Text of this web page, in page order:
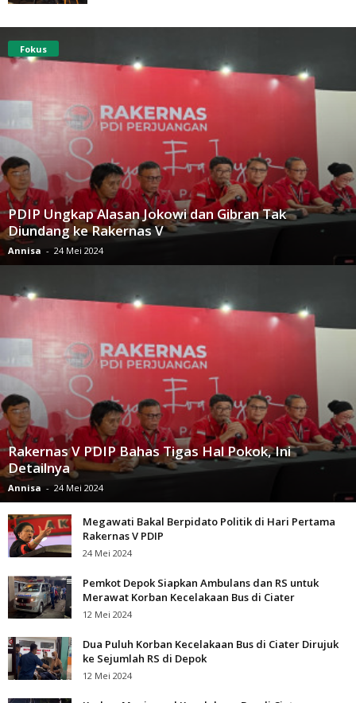
Fokus
PDIP Ungkap Alasan Jokowi dan Gibran Tak
Diundang ke Rakernas V
Annisa - 24 Mei 2024
Rakernas V PDIP Bahas Tigas Hal Pokok, Ini
Detailnya
Annisa - 24 Mei 2024
Megawati Bakal Berpidato Politik di Hari Pertama
Rakernas V PDIP
24 Mei 2024
Pemkot Depok Siapkan Ambulans dan RS untuk
Merawat Korban Kecelakaan Bus di Ciater
12 Mei 2024
Dua Puluh Korban Kecelakaan Bus di Ciater Dirujuk
ke Sejumlah RS di Depok
12 Mei 2024